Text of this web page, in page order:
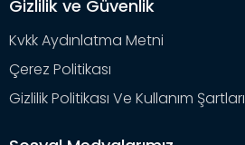
Gizlilik ve Güvenlik
Kvkk Aydınlatma Metni
Çerez Politikası
Gizlilik Politikası Ve Kullanım Şartları